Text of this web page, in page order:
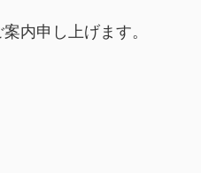
内申し上げます。